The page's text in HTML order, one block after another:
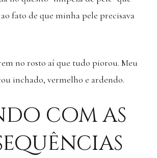
fato de que minha pele precisava
no rosto aí que tudo piorou. Meu
inchado, vermelho e ardendo.
com as